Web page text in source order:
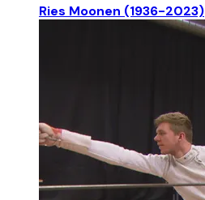
Ries Moonen (1936-2023)